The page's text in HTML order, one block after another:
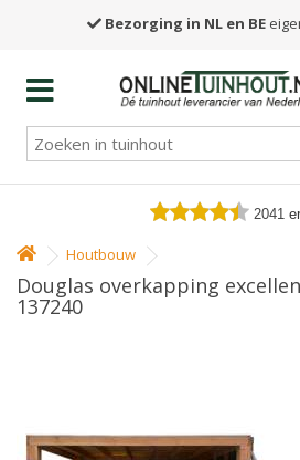
Bezorging in NL en BE
2041
Houtbouw
Douglas overkapping
137240